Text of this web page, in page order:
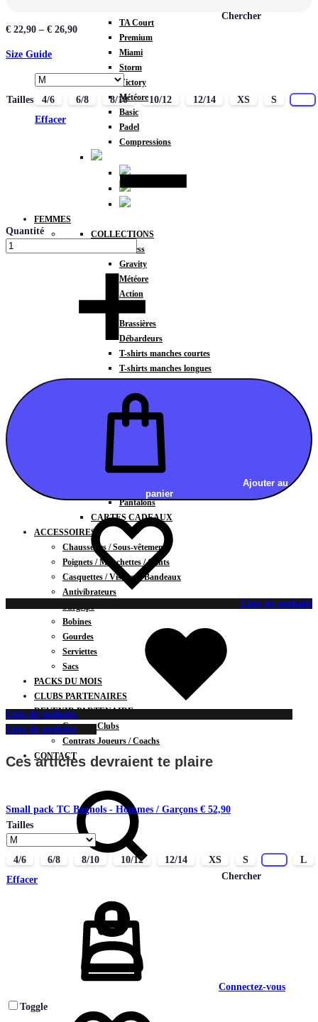
TA Court
Premium
Miami
Storm
Victory
Météore
Basic
Padel
Compressions
FEMMES
COLLECTIONS
Fitness
Gravity
Météore
Action
Brassières
Débardeurs
T-shirts manches courtes
T-shirts manches longues
Sweats à capuche
Sweats à capuche zippé
Vestes
BAS
Shorts
Pantalons
CARTES CADEAUX
ACCESSOIRES
Chaussettes / Sous-vêtements
Poignets / Manchettes / Gants
Casquettes / Visières / Bandeaux
Antivibrateurs
Surgrips
Bobines
Gourdes
Serviettes
Sacs
PACKS DU MOIS
CLUBS PARTENAIRES
DEVENIR PARTENAIRE
Contrats Clubs
Contrats Joueurs / Coachs
CONTACT
Chercher
Connectez-vous
Chercher
€ 22,90 – € 26,90
Size Guide
Tailles 4/6 6/8 8/10 10/12 12/14 XS S
Effacer
Quantité
Ajouter au
panier
Liste de souhaits
Liste de souhaits
Liste de souhaits
Ces articles devraient te plaire
Small pack TC Bagnols - Hommes / Garçons € 52,90
Tailles
4/6 6/8 8/10 10/12 12/14 XS S
L
Effacer
Toggle